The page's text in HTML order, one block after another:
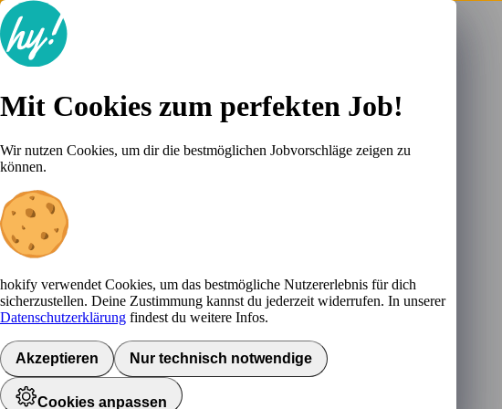
Lösungen & Preise
Do-It-Jobs
+49 800 000 8061
Anmelden
Mit Cookies zum perfekten Job!
Wir nutzen Cookies, um dir die bestmöglichen Jobvorschläge zeigen zu
können.
Mit Cookies zum perfekten Job!
Wir nutzen Cookies, um dir die bestmöglichen Jobvorschläge zeigen zu
können.
hokify verwendet Cookies, um das bestmögliche Nutzererlebnis für dich
sicherzustellen. Deine Zustimmung kannst du jederzeit widerrufen. In unserer
Datenschutzerklärung findest du weitere Infos.
Akzeptieren Nur technisch notwendige
Cookies anpassen
HOKIFY
Preise
Karriere-Tipps
Für Jobsuchende